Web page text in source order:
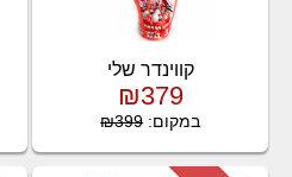
קווינדר שלי
₪379
במקום:₪399